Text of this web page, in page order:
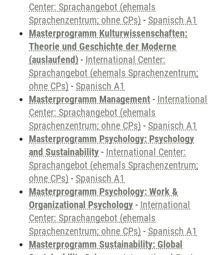
Center: Sprachangebot (ehemals
Sprachenzentrum; ohne CPs) - Spanisch A1
Masterprogramm Kulturwissenschaften:
Theorie und Geschichte der Moderne
(auslaufend) - International Center:
Sprachangebot (ehemals Sprachenzentrum;
ohne CPs) - Spanisch A1
Masterprogramm Management - International
Center: Sprachangebot (ehemals
Sprachenzentrum; ohne CPs) - Spanisch A1
Masterprogramm Psychology: Psychology
and Sustainability - International Center:
Sprachangebot (ehemals Sprachenzentrum;
ohne CPs) - Spanisch A1
Masterprogramm Psychology: Work &
Organizational Psychology - International
Center: Sprachangebot (ehemals
Sprachenzentrum; ohne CPs) - Spanisch A1
Masterprogramm Sustainability: Global